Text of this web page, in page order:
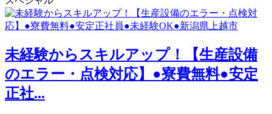
未経験からスキルアップ！【生産設備
のエラー・点検対応】●寮費無料●安定
正社...